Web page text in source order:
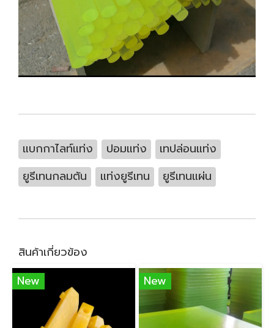
แบกกาไลท์แท่ง ปอมแท่ง
เทปล่อนแท่ง
ยูรีเทนกลมตัน
แท่งยูรีเทน ยูรีเทนแผ่น
สินค้าเกี่ยวข้อง
New
New